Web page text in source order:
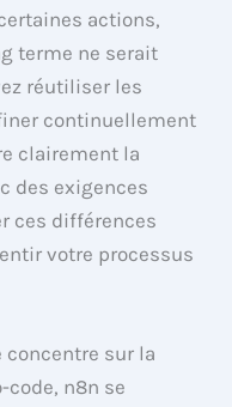
actions,
terme ne serait
réutiliser les
continuellement
clairement la
des exigences
ces différences
votre processus
concentre sur la
n8n se